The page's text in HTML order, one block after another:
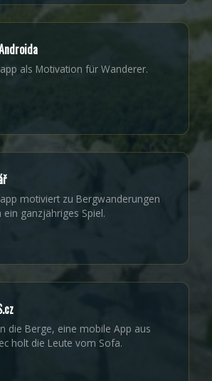
als Motivation für Wanderer.
motiviert zu Bergwanderungen
ein ganzjähriges Spiel.
die Berge, eine mobile App aus
holt die Leute vom Sofa.